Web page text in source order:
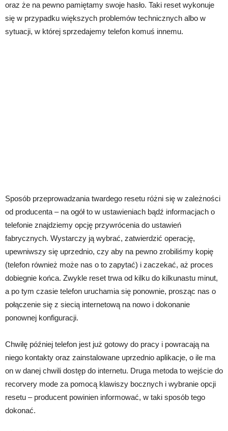
oraz że na pewno pamiętamy swoje hasło. Taki reset wykonuje
się w przypadku większych problemów technicznych albo w
sytuacji, w której sprzedajemy telefon komuś innemu.
Sposób przeprowadzania twardego resetu różni się w zależności
od producenta – na ogół to w ustawieniach bądź informacjach o
telefonie znajdziemy opcję przywrócenia do ustawień
fabrycznych. Wystarczy ją wybrać, zatwierdzić operację,
upewniwszy się uprzednio, czy aby na pewno zrobiliśmy kopię
(telefon również może nas o to zapytać) i zaczekać, aż proces
dobiegnie końca. Zwykle reset trwa od kilku do kilkunastu minut,
a po tym czasie telefon uruchamia się ponownie, prosząc nas o
połączenie się z siecią internetową na nowo i dokonanie
ponownej konfiguracji.
Chwilę później telefon jest już gotowy do pracy i powracają na
niego kontakty oraz zainstalowane uprzednio aplikacje, o ile ma
on w danej chwili dostęp do internetu. Druga metoda to wejście do
recorvery mode za pomocą klawiszy bocznych i wybranie opcji
resetu – producent powinien informować, w taki sposób tego
dokonać.